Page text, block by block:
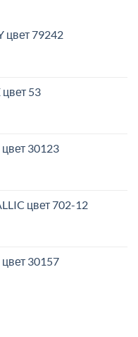
цвет 79242
53
30123
цвет 702-12
30157